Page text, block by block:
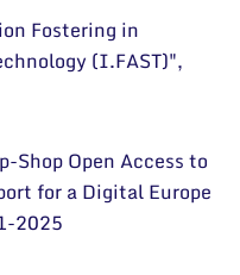
ir tarptautinėse
taryba
Fostering in
(I.FAST)",
Shop Open Access to
for a Digital Europe
2025